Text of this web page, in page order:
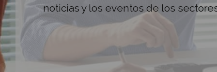
noticias y los eventos de los